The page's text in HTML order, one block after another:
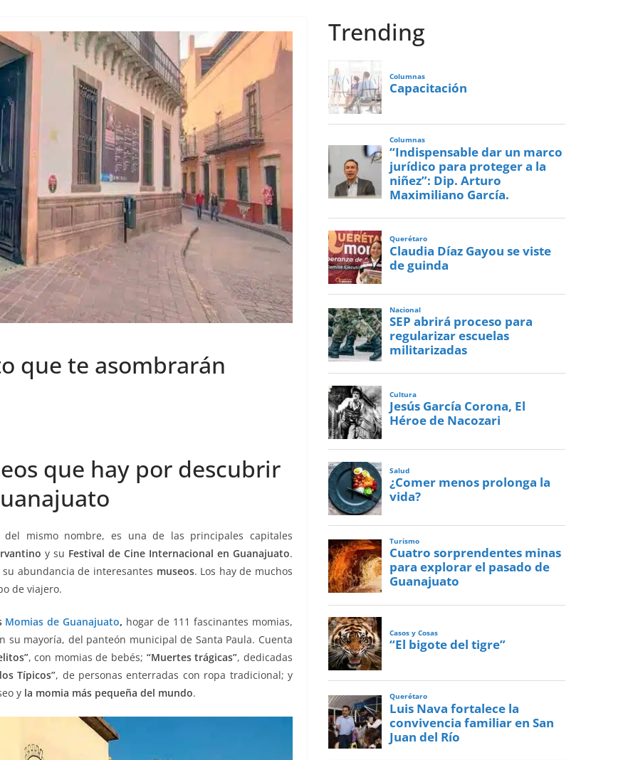
que te asombrarán
que hay por descubrir
mismo nombre, es una de las principales capitales
y su Festival de Cine Internacional en Guanajuato.
abundancia de interesantes museos. Los hay de muchos
de viajero.
Momias de Guanajuato, hogar de 111 fascinantes momias,
su mayoría, del panteón municipal de Santa Paula. Cuenta
, con momias de bebés; “Muertes trágicas”, dedicadas
Típicos”, de personas enterradas con ropa tradicional; y
y la momia más pequeña del mundo.
Trending